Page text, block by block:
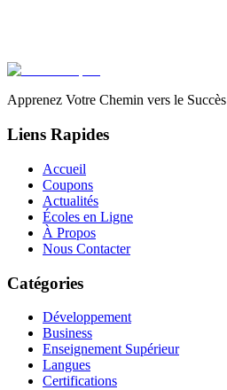
Apprenez Votre Chemin vers le Succès
Liens Rapides
Accueil
Coupons
Actualités
Écoles en Ligne
À Propos
Nous Contacter
Catégories
Développement
Business
Enseignement Supérieur
Langues
Certifications